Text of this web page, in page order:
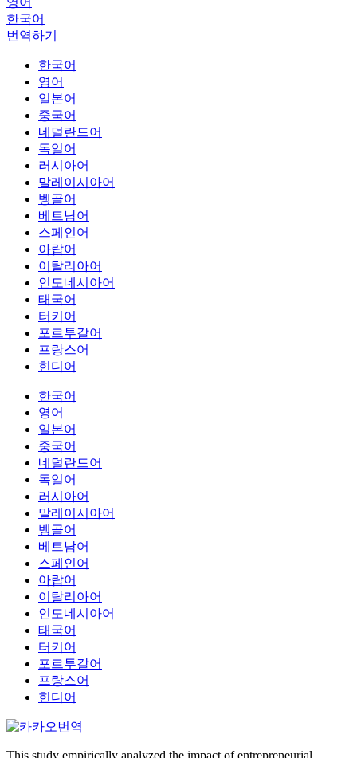
한국어
번역하기
한국어
영어
일본어
중국어
네덜란드어
독일어
러시아어
말레이시아어
벵골어
베트남어
스페인어
아랍어
이탈리아어
인도네시아어
태국어
터키어
포르투갈어
프랑스어
힌디어
한국어
영어
일본어
중국어
네덜란드어
독일어
러시아어
말레이시아어
벵골어
베트남어
스페인어
아랍어
이탈리아어
인도네시아어
태국어
터키어
포르투갈어
프랑스어
힌디어
This study empirically analyzed the impact of entrepreneurial